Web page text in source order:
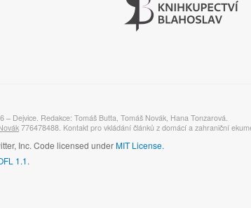
Dejvice. Redakce: Tomáš Butta, Tomáš Novák, Hana Tonzarová.
776478488. Kontakt pro vkládání článků z domácí a zahraniční
Inc. Code licensed underMIT License.
1.1.